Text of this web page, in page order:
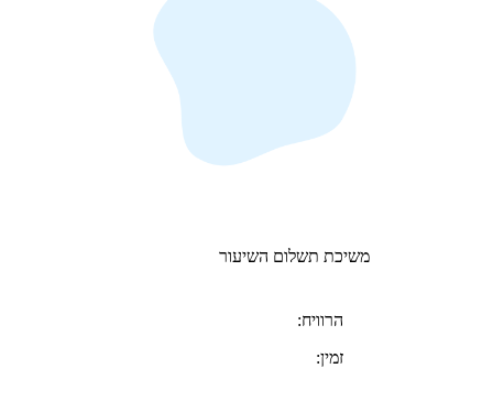
משיכת תשלום השיעור
הרוויח:
זמין: